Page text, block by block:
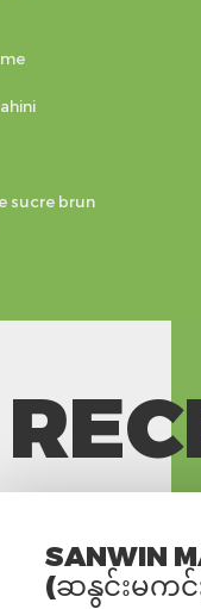
sucre brun
SANWIN
(ဆနွင်းမကင်